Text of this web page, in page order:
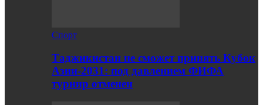
Спорт
Таджикистан не сможет принять Кубок
Азии-2031: под давлением ФИФА
турнир отменен